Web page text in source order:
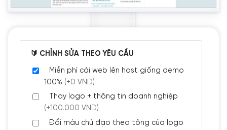
🔰 CHỈNH SỬA THEO YÊU CẦU
Miễn phí cài web lên host giống demo
100% (+0 VND)
Thay logo + thông tin doanh nghiệp
(+100.000 VND)
Đổi màu chủ đạo theo tông của logo